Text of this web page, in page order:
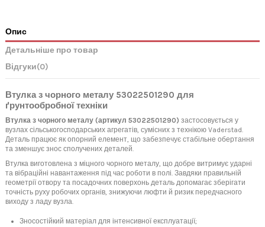
Опис
Детальніше про товар
Відгуки(0)
Втулка з чорного металу 53022501290 для
ґрунтообробної техніки
Втулка з чорного металу (артикул 53022501290) застосовується у
вузлах сільськогосподарських агрегатів, сумісних з технікою Vaderstad.
Деталь працює як опорний елемент, що забезпечує стабільне обертання
та зменшує знос сполучених деталей.
Втулка виготовлена з міцного чорного металу, що добре витримує ударні
та вібраційні навантаження під час роботи в полі. Завдяки правильній
геометрії отвору та посадочних поверхонь деталь допомагає зберігати
точність руху робочих органів, знижуючи люфти й ризик передчасного
виходу з ладу вузла.
Зносостійкий матеріал для інтенсивної експлуатації;